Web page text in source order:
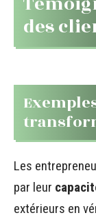
des
Les
par leur
extérieurs en